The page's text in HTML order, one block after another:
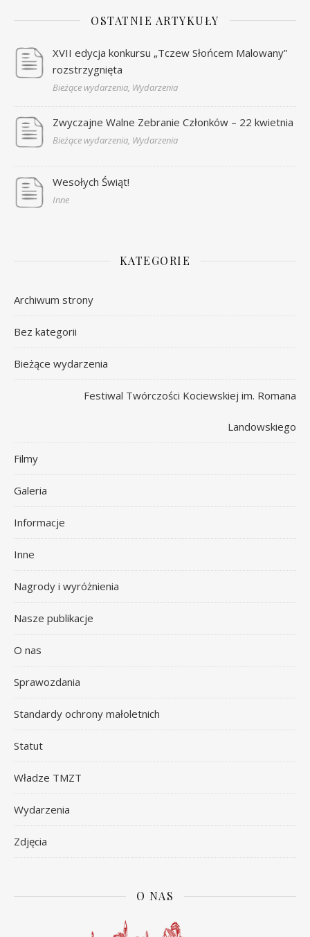
OSTATNIE ARTYKUŁY
XVII edycja konkursu „Tczew Słońcem Malowany”
rozstrzygnięta
Bieżące wydarzenia, Wydarzenia
Zwyczajne Walne Zebranie Członków – 22 kwietnia
Bieżące wydarzenia, Wydarzenia
Wesołych Świąt!
Inne
KATEGORIE
Archiwum strony
Bez kategorii
Bieżące wydarzenia
Festiwal Twórczości Kociewskiej im. Romana
Landowskiego
Filmy
Galeria
Informacje
Inne
Nagrody i wyróżnienia
Nasze publikacje
O nas
Sprawozdania
Standardy ochrony małoletnich
Statut
Władze TMZT
Wydarzenia
Zdjęcia
O NAS